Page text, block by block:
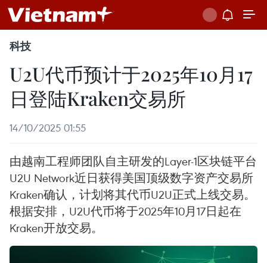
科技
U2U代币预计于2025年10月17
日登陆Kraken交易所
14/10/2025 01:55
由越南工程师团队自主研发的Layer-1区块链平台
U2U Network近日获得美国顶级数字资产交易所
Kraken确认，计划将其代币U2U正式上线交易。
根据安排，U2U代币将于2025年10月17日起在
Kraken开放交易。